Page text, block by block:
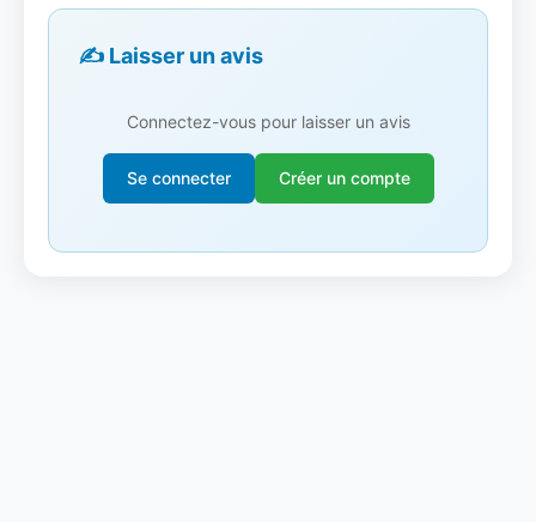
✍️ Laisser un avis
Connectez-vous pour laisser un avis
Se connecter Créer un compte